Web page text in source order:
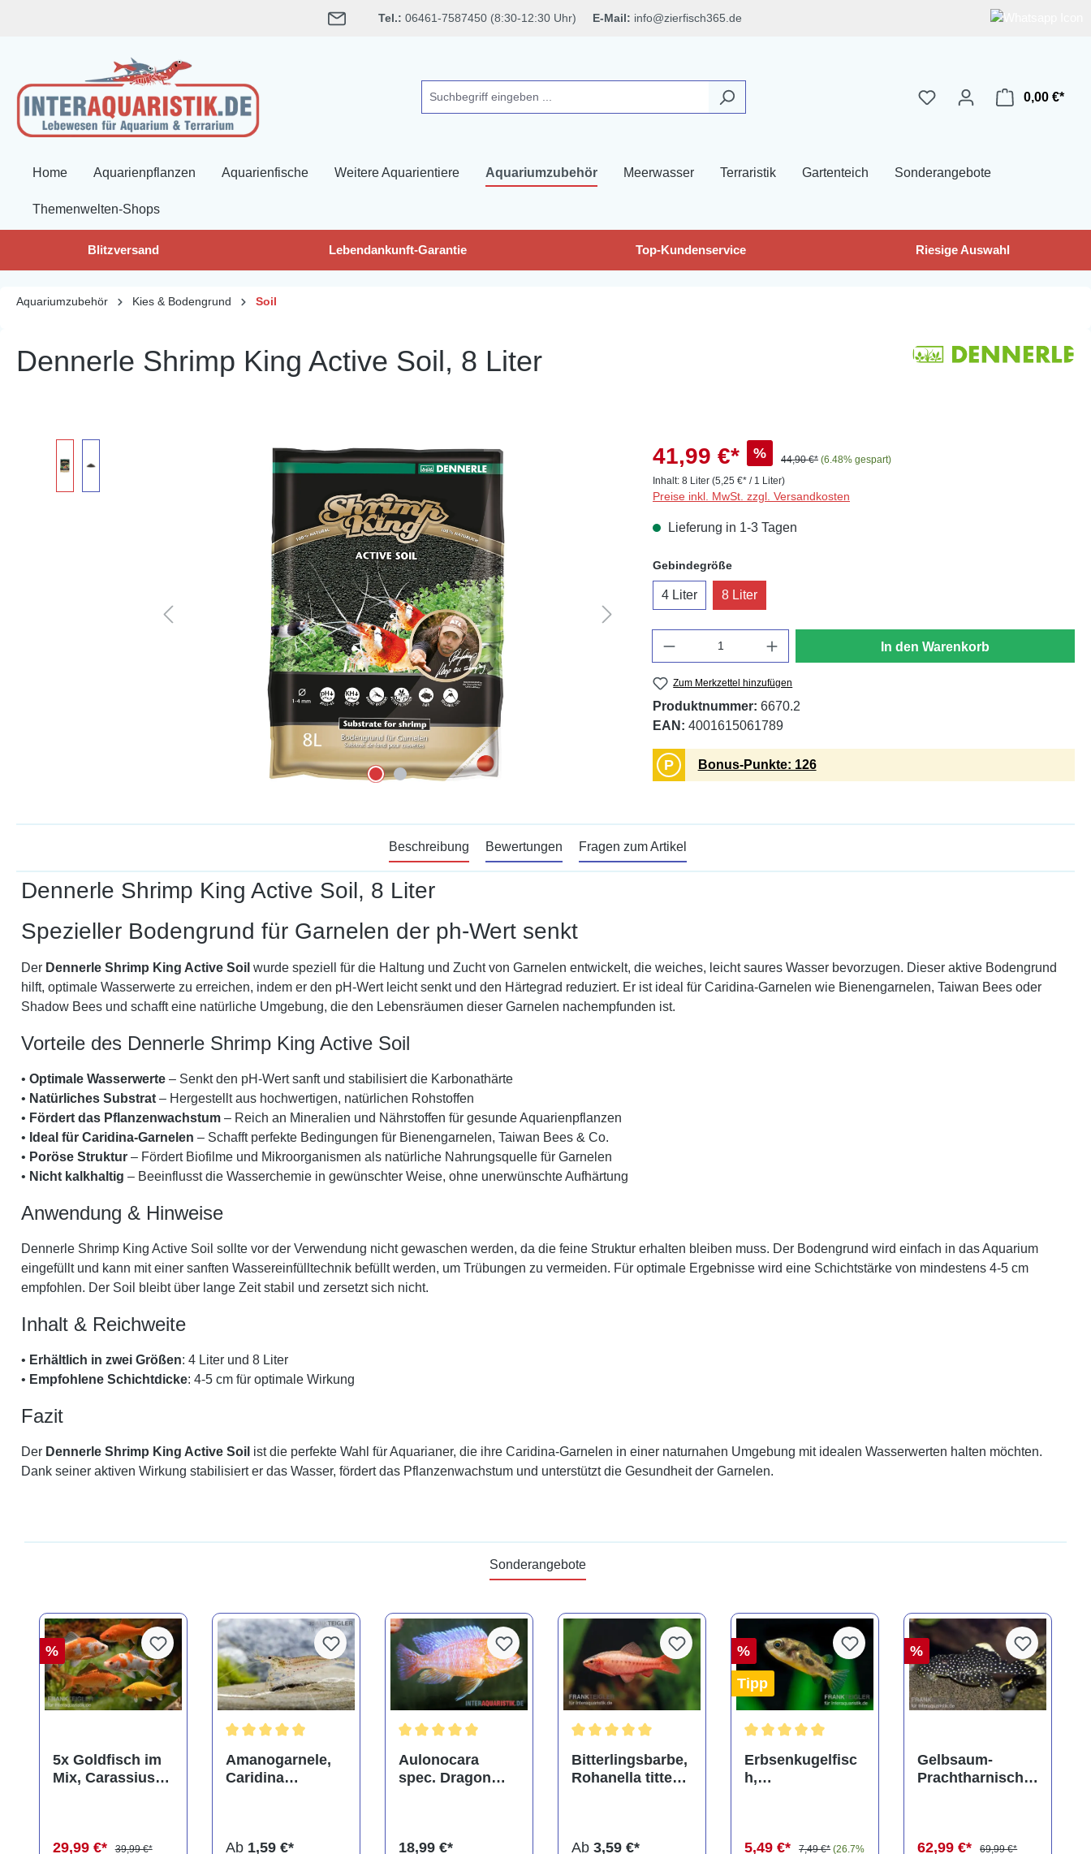
Tel.: 06461-7587450 (8:30-12:30 Uhr) E-Mail: info@zierfisch365.de
0,00 €*
Home Aquarienpflanzen Aquarienfische Weitere Aquarientiere Aquariumzubehör Meerwasser Terraristik Gartenteich Sonderangebote
Themenwelten-Shops
Blitzversand Lebendankunft-Garantie Top-Kundenservice Riesige Auswahl
Aquariumzubehör Kies & Bodengrund Soil
Dennerle Shrimp King Active Soil, 8 Liter
41,99 €* % 44,90 €* (6.48% gespart)
Inhalt: 8 Liter (5,25 €* / 1 Liter)
Preise inkl. MwSt. zzgl. Versandkosten
Lieferung in 1-3 Tagen
Gebindegrößeauswählen
4 Liter 8 Liter
In den Warenkorb
Zum Merkzettel hinzufügen
Produktnummer: 6670.2
EAN: 4001615061789
P Bonus-Punkte: 126
Beschreibung Bewertungen Fragen zum Artikel
Dennerle Shrimp King Active Soil, 8 Liter
Spezieller Bodengrund für Garnelen der ph-Wert senkt
Der Dennerle Shrimp King Active Soil wurde speziell für die Haltung und Zucht von Garnelen entwickelt, die weiches, leicht saures Wasser bevorzugen. Dieser aktive Bodengrund
hilft, optimale Wasserwerte zu erreichen, indem er den pH-Wert leicht senkt und den Härtegrad reduziert. Er ist ideal für Caridina-Garnelen wie Bienengarnelen, Taiwan Bees oder
Shadow Bees und schafft eine natürliche Umgebung, die den Lebensräumen dieser Garnelen nachempfunden ist.
Vorteile des Dennerle Shrimp King Active Soil
• Optimale Wasserwerte – Senkt den pH-Wert sanft und stabilisiert die Karbonathärte
• Natürliches Substrat – Hergestellt aus hochwertigen, natürlichen Rohstoffen
• Fördert das Pflanzenwachstum – Reich an Mineralien und Nährstoffen für gesunde Aquarienpflanzen
• Ideal für Caridina-Garnelen – Schafft perfekte Bedingungen für Bienengarnelen, Taiwan Bees & Co.
• Poröse Struktur – Fördert Biofilme und Mikroorganismen als natürliche Nahrungsquelle für Garnelen
• Nicht kalkhaltig – Beeinflusst die Wasserchemie in gewünschter Weise, ohne unerwünschte Aufhärtung
Anwendung & Hinweise
Dennerle Shrimp King Active Soil sollte vor der Verwendung nicht gewaschen werden, da die feine Struktur erhalten bleiben muss. Der Bodengrund wird einfach in das Aquarium
eingefüllt und kann mit einer sanften Wassereinfülltechnik befüllt werden, um Trübungen zu vermeiden. Für optimale Ergebnisse wird eine Schichtstärke von mindestens 4-5 cm
empfohlen. Der Soil bleibt über lange Zeit stabil und zersetzt sich nicht.
Inhalt & Reichweite
• Erhältlich in zwei Größen: 4 Liter und 8 Liter
• Empfohlene Schichtdicke: 4-5 cm für optimale Wirkung
Fazit
Der Dennerle Shrimp King Active Soil ist die perfekte Wahl für Aquarianer, die ihre Caridina-Garnelen in einer naturnahen Umgebung mit idealen Wasserwerten halten möchten.
Dank seiner aktiven Wirkung stabilisiert er das Wasser, fördert das Pflanzenwachstum und unterstützt die Gesundheit der Garnelen.
Sonderangebote
%
5x Goldfisch im
Mix, Carassius
29,99 €*
39,99 €*
Amanogarnele,
Caridina
Ab 1,59 €*
Aulonocara
spec. Dragon
18,99 €*
Bitterlingsbarbe,
Rohanella titteya,
Ab 3,59 €*
%
Tipp
Erbsenkugelfisc
h,
5,49 €*
7,49 €* (26.7%
%
Gelbsaum-
Prachtharnischw
62,99 €*
69,99 €*